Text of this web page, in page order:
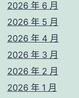
2026 年 6 月
2026 年 5 月
2026 年 4 月
2026 年 3 月
2026 年 2 月
2026 年 1 月